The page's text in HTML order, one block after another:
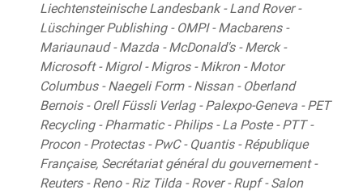
Liechtensteinische Landesbank - Land Rover -
Lüschinger Publishing - OMPI - Macbarens -
Mariaunaud - Mazda - McDonald's - Merck -
Microsoft - Migrol - Migros - Mikron - Motor
Columbus - Naegeli Form - Nissan - Oberland
Bernois - Orell Füssli Verlag - Palexpo-Geneva - PET
Recycling - Pharmatic - Philips - La Poste - PTT -
Procon - Protectas - PwC - Quantis - République
Française, Secrétariat général du gouvernement -
Reuters - Reno - Riz Tilda - Rover - Rupf - Salon